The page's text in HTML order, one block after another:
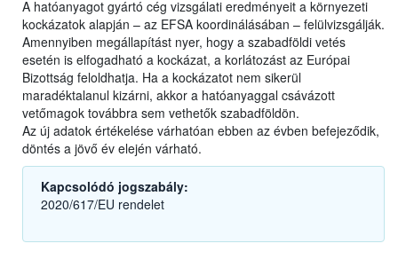
A hatóanyagot gyártó cég vizsgálati eredményeit a környezeti
kockázatok alapján – az EFSA koordinálásában – felülvizsgálják.
Amennyiben megállapítást nyer, hogy a szabadföldi vetés
esetén is elfogadható a kockázat, a korlátozást az Európai
Bizottság feloldhatja. Ha a kockázatot nem sikerül
maradéktalanul kizárni, akkor a hatóanyaggal csávázott
vetőmagok továbbra sem vethetők szabadföldön.
Az új adatok értékelése várhatóan ebben az évben befejeződik,
döntés a jövő év elején várható.
Kapcsolódó jogszabály:
2020/617/EU rendelet